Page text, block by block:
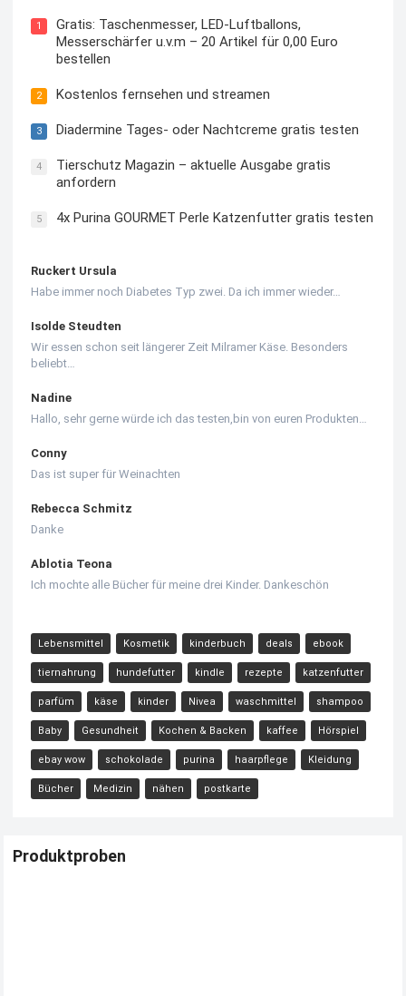
1
Gratis: Taschenmesser, LED-Luftballons,
Messerschärfer u.v.m – 20 Artikel für 0,00 Euro
bestellen
2 Kostenlos fernsehen und streamen
3 Diadermine Tages- oder Nachtcreme gratis testen
4
Tierschutz Magazin – aktuelle Ausgabe gratis
anfordern
5 4x Purina GOURMET Perle Katzenfutter gratis testen
Ruckert Ursula
Habe immer noch Diabetes Typ zwei. Da ich immer wieder…
Isolde Steudten
Wir essen schon seit längerer Zeit Milramer Käse. Besonders
beliebt…
Nadine
Hallo, sehr gerne würde ich das testen,bin von euren Produkten…
Conny
Das ist super für Weinachten
Rebecca Schmitz
Danke
Ablotia Teona
Ich mochte alle Bücher für meine drei Kinder. Dankeschön
Lebensmittel Kosmetik kinderbuch deals ebook
tiernahrung hundefutter kindle rezepte katzenfutter
parfüm käse kinder Nivea waschmittel shampoo
Baby Gesundheit Kochen & Backen kaffee Hörspiel
ebay wow schokolade purina haarpflege Kleidung
Bücher Medizin nähen postkarte
Produktproben